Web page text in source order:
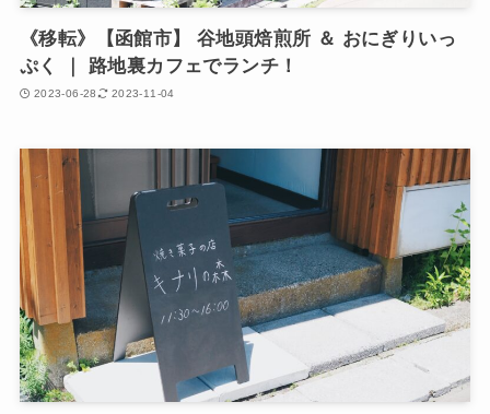
《移転》【函館市】 谷地頭焙煎所 ＆ おにぎりいっ
ぷく ｜ 路地裏カフェでランチ！
2023-06-28 2023-11-04